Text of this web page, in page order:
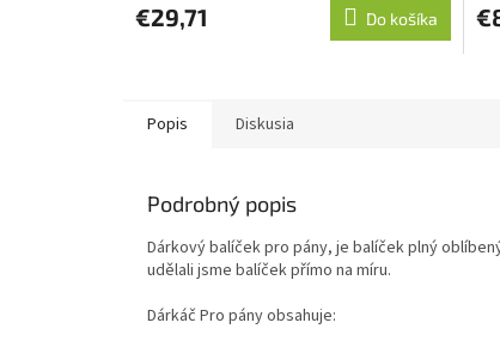
€29,71 Do košíka
je
Popis Diskusia
Podrobný popis
Dárkový balíček pro pány, je balíček plný
udělali jsme balíček přímo na míru.
Dárkáč Pro pány obsahuje: